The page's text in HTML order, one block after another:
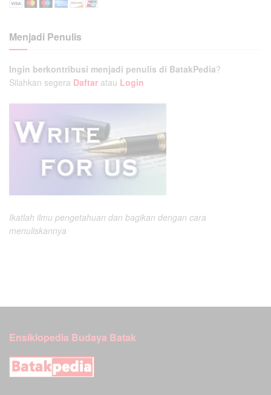
Menjadi Penulis
Ingin berkontribusi menjadi penulis di BatakPedia?
Silahkan segera Daftar atau Login
Ikatlah ilmu pengetahuan dan bagikan dengan cara
menuliskannya
Ensiklopedia Budaya Batak